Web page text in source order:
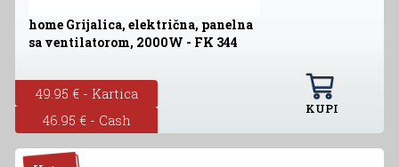
home Grijalica, električna, panelna
sa ventilatorom, 2000W - FK 344
49.95 € - Kartica
46.95 € - Cash
KUPI